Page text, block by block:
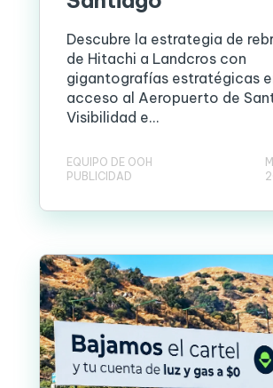
Descubre la estrategia de
de Hitachi a Landcros con
gigantografías estratégicas
acceso al Aeropuerto de
Visibilidad e...
EQUIPO DE OOH
PUBLICIDAD